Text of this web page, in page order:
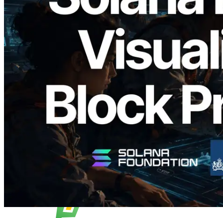
2026.05.24
Validators Solutions lança Solana Block
Analyzer — Visualizando o tempo de
produção de bloco por slot e o validador
responsável